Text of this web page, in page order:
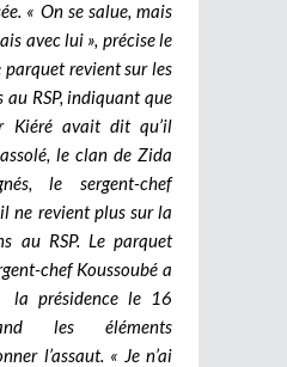
« On se salue, mais
avec lui », précise le
parquet revient sur les
au RSP, indiquant que
Kiéré avait dit qu’il
le clan de Zida
le sergent-chef
ne revient plus sur la
au RSP. Le parquet
chef Koussoubé a
la présidence le 16
les éléments
l’assaut. « Je n’ai